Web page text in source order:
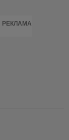
РЕКЛАМА